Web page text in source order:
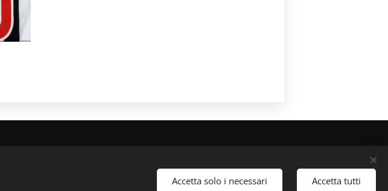
Accetta solo i necessari Accetta tutti